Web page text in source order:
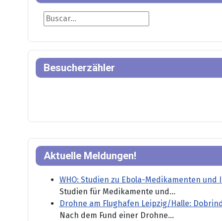
Aktuelle Meldungen!
WHO: Studien zu Ebola-Medikamenten
Studien für Medikamente und...
Drohne am Flughafen Leipzig/Halle:
Nach dem Fund einer Drohne...
Suche
Besucherzähler